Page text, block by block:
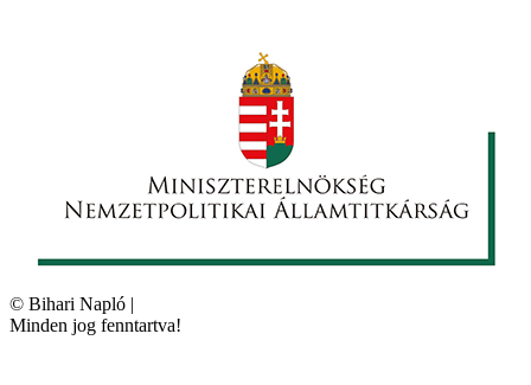
© Bihari Napló |
Minden jog fenntartva!